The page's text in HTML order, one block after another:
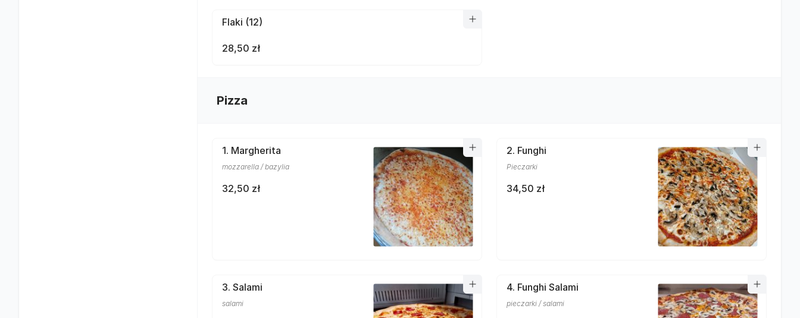
Flaki (12)
28,50 zł
Pizza
1. Margherita
mozzarella / bazylia
32,50 zł
2. Funghi
Pieczarki
34,50 zł
3. Salami
salami
4. Funghi Salami
pieczarki / salami